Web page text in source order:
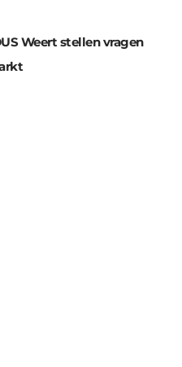
Weert stellen vragen